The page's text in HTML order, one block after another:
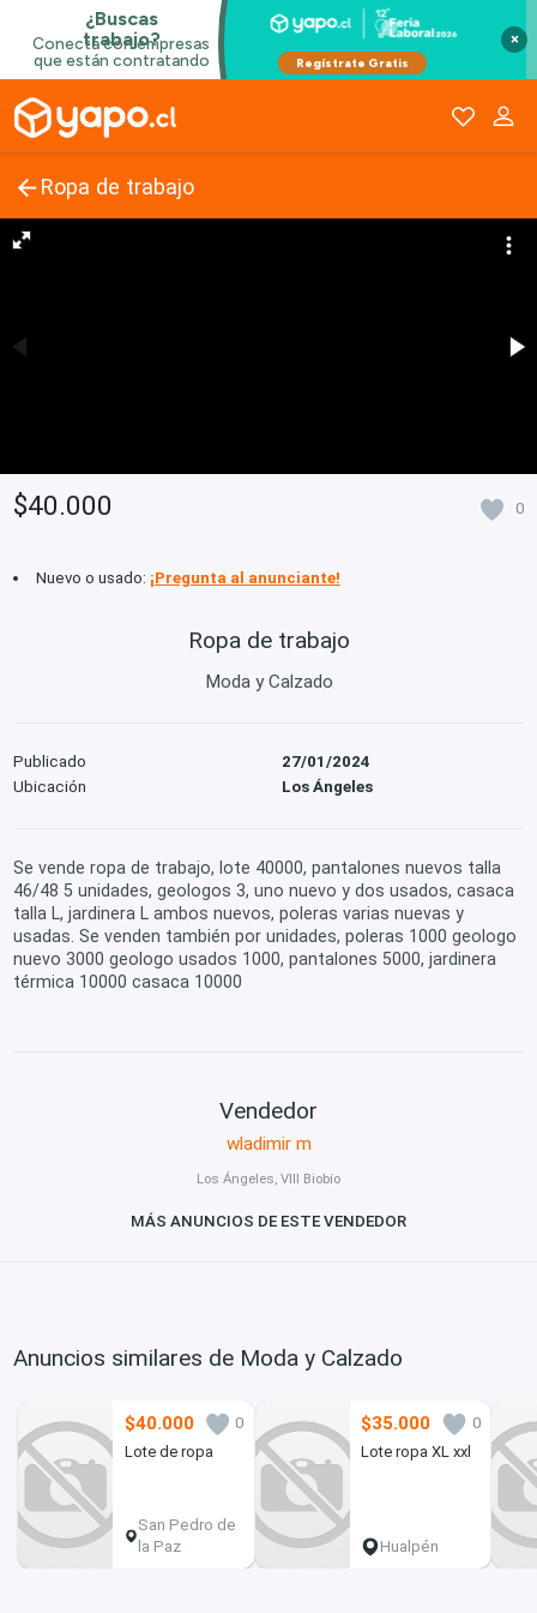
×
Ropa de trabajo
$40.000 0
Nuevo o usado: ¡Pregunta al anunciante!
Ropa de trabajo
Moda y Calzado
Publicado
27/01/2024
Ubicación
Los Ángeles
Se vende ropa de trabajo, lote 40000, pantalones nuevos talla
46/48 5 unidades, geologos 3, uno nuevo y dos usados, casaca
talla L, jardinera L ambos nuevos, poleras varias nuevas y
usadas. Se venden también por unidades, poleras 1000 geologo
nuevo 3000 geologo usados 1000, pantalones 5000, jardinera
térmica 10000 casaca 10000
Vendedor
wladimir m
Los Ángeles, VIII Biobío
MÁS ANUNCIOS DE ESTE VENDEDOR
Anuncios similares de Moda y Calzado
$40.000
0
Lote de ropa
San Pedro de
la Paz
$35.000
0
Lote ropa XL xxl
Hualpén